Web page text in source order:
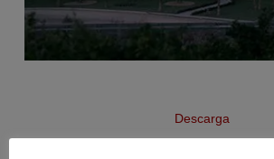
Descarga